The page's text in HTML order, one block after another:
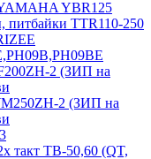
YBR125
питбайки TTR110-250
2 (ЗИП на
2 (ЗИП на
такт ТВ-50,60 (QT,